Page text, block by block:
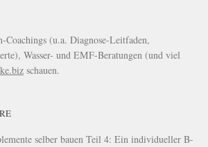
(u.a. Diagnose-Leitfaden,
Wasser- und EMF-Beratungen (und viel
schauen.
selber bauen Teil 4: Ein individueller B-